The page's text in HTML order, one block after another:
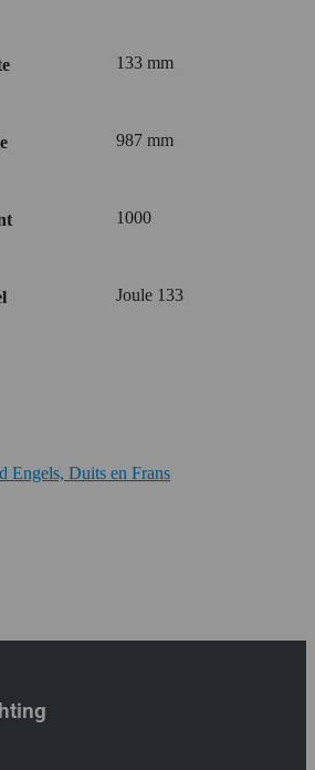
133 mm
987 mm
1000
Joule 133
Engels, Duits en Frans